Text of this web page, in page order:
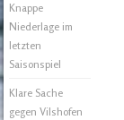
Knappe
Niederlage im
letzten
Saisonspiel
Klare Sache
gegen Vilshofen